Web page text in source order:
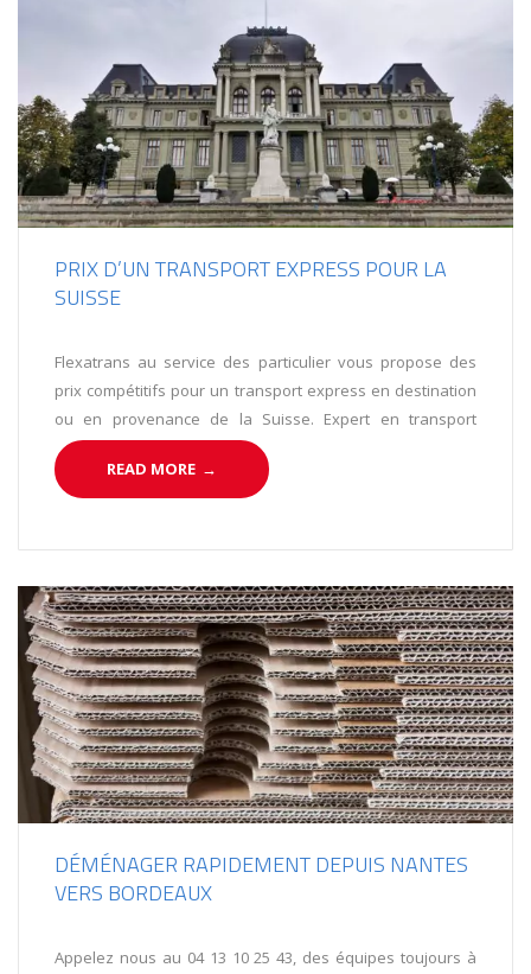
PRIX D’UN TRANSPORT EXPRESS POUR LA
SUISSE
Flexatrans au service des particulier vous propose des
prix compétitifs pour un transport express en destination
ou en provenance de la Suisse. Expert en transport
routier urgent, nos équipes sont à votre disposition au 04
13 10 25 43.READ MORE →
DÉMÉNAGER RAPIDEMENT DEPUIS NANTES
VERS BORDEAUX
Appelez nous au 04 13 10 25 43, des équipes toujours à